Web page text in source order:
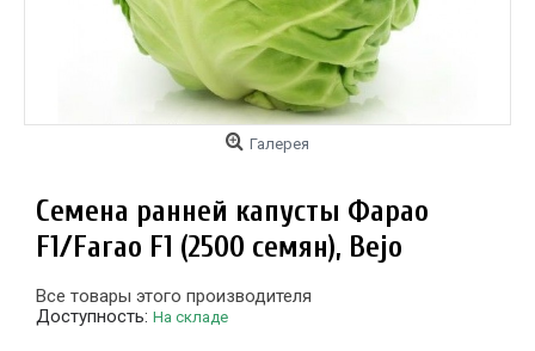
Галерея
Семена ранней капусты Фарао
F1/Farao F1 (2500 семян), Bejo
Все товары этого производителя
Доступность: На складе